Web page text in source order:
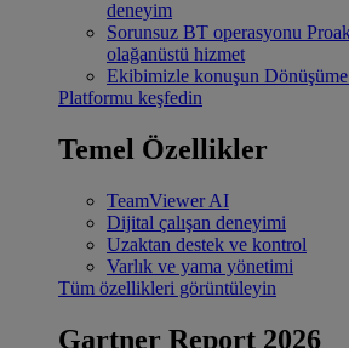
deneyim
Sorunsuz BT operasyonu
olağanüstü hizmet
Ekibimizle konuşun Dönüşüme
Platformu keşfedin
Temel Özellikler
TeamViewer AI
Dijital çalışan deneyimi
Uzaktan destek ve kontrol
Varlık ve yama yönetimi
Tüm özellikleri görüntüleyin
Gartner Report 2026